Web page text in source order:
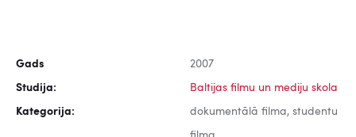
Gads 2007
Studija: Baltijas filmu un mediju skola
Kategorija: dokumentālā filma, studentu